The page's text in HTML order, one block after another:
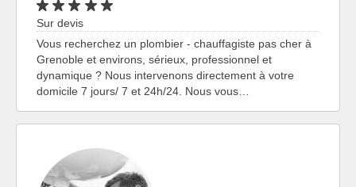
Sur devis
Vous recherchez un plombier - chauffagiste pas cher à
Grenoble et environs, sérieux, professionnel et
dynamique ? Nous intervenons directement à votre
domicile 7 jours/ 7 et 24h/24. Nous vous…